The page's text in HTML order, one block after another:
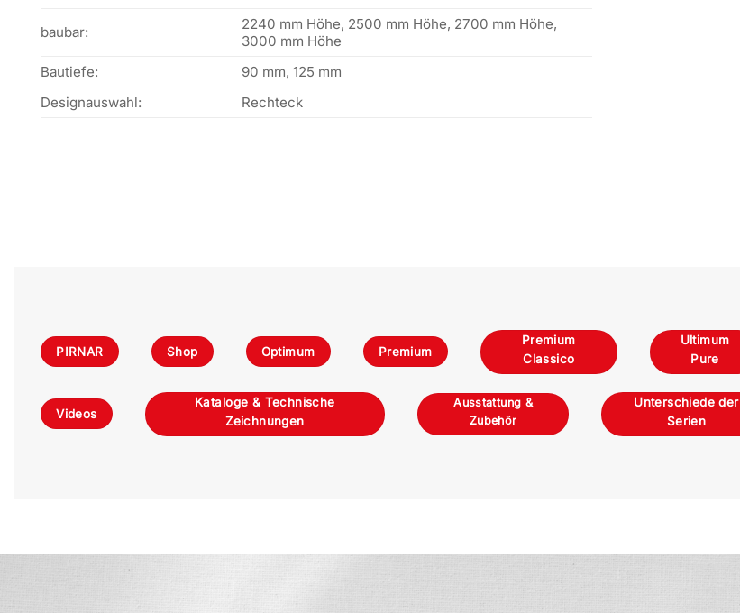
baubar:
2240 mm Höhe, 2500 mm Höhe, 2700 mm Höhe,
3000 mm Höhe
Bautiefe:
90 mm, 125 mm
Designauswahl:
Rechteck
PIRNAR Shop Optimum Premium
Premium
Classico
Ultimum
Pure
Videos
Kataloge & Technische
Zeichnungen
Ausstattung &
Zubehör
Unterschiede der
Serien